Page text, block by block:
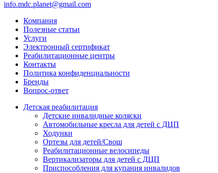
info.mdc.planet@gmail.com
Компания
Полезные статьи
Услуги
Электронный сертификат
Реабилитационные центры
Контакты
Политика конфиденциальности
Бренды
Вопрос-ответ
Детская реабилитация
Детские инвалидные коляски
Автомобильные кресла для детей с ДЦП
Ходунки
Ортезы для детей/Свош
Реабилитационные велосипеды
Вертикализаторы для детей с ДЦП
Приспособления для купания инвалидов